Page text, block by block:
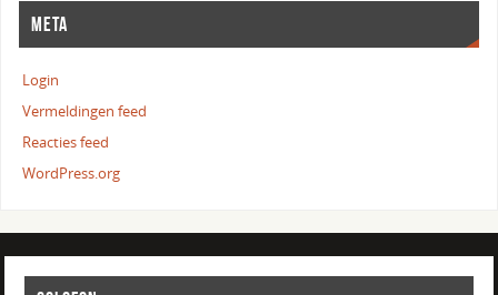
META
Login
Vermeldingen feed
Reacties feed
WordPress.org